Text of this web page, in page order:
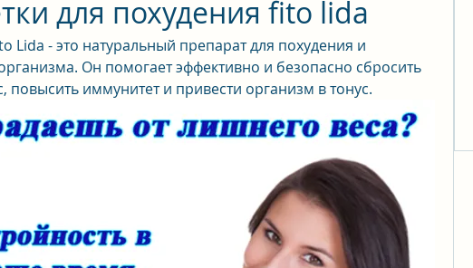
для похудения fito lida
Lida - это натуральный препарат для похудения и
Он помогает эффективно и безопасно сбросить
повысить иммунитет и привести организм в тонус.